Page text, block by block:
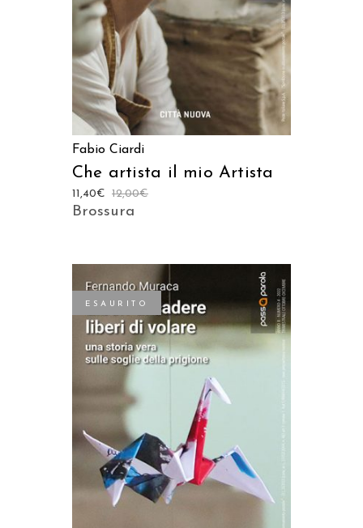
Fabio Ciardi
Che artista il mio Artista
12,00€
11,40€
Brossura
ESAURITO
LEGGI TUTTO